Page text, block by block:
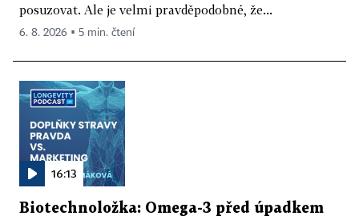
posuzovat. Ale je velmi pravděpodobné, že...
6. 8. 2026 ▪ 5 min. čtení
16:13
Biotechnoložka: Omega-3 před úpadkem